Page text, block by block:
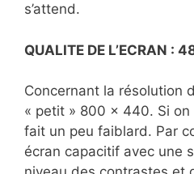
s’attend.
QUALITE DE L’ECRAN :
Concernant la résolution
« petit » 800 x 440. Si on
fait un peu faiblard. Par
écran capacitif avec une